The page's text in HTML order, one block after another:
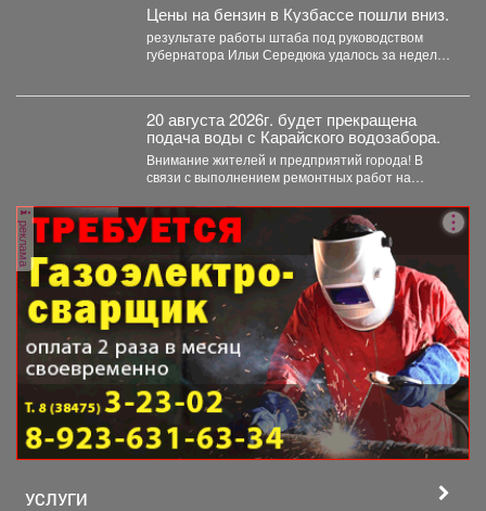
Цены на бензин в Кузбассе пошли вниз.
результате работы штаба под руководством
губернатора Ильи Середюка удалось за неделю
20 августа 2026г. будет прекращена
подача воды с Карайского водозабора.
Внимание жителей и предприятий города! В
связи с выполнением ремонтных работ на
реклама
УСЛУГИ